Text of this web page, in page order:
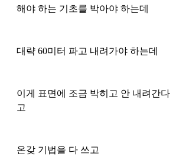
해야 하는 기초를 박아야 하는데
대략 60미터 파고 내려가야 하는데
이게 표면에 조금 박히고 안 내려간다
고
온갖 기법을 다 쓰고